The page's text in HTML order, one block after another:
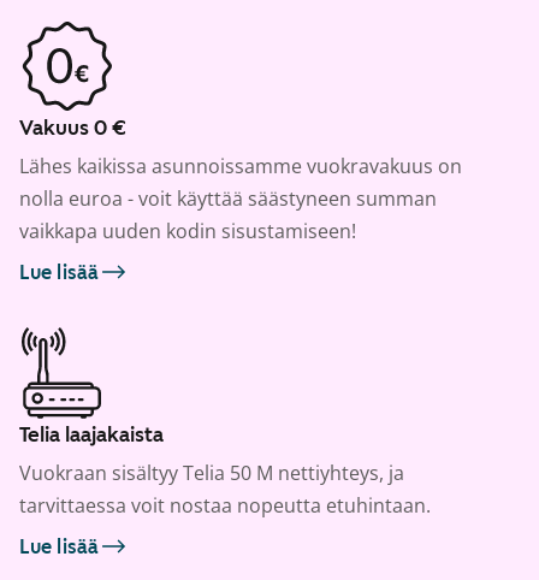
Vakuus 0 €
Lähes kaikissa asunnoissamme vuokravakuus on
nolla euroa - voit käyttää säästyneen summan
vaikkapa uuden kodin sisustamiseen!
Lue lisää
Telia laajakaista
Vuokraan sisältyy Telia 50 M nettiyhteys, ja
tarvittaessa voit nostaa nopeutta etuhintaan.
Lue lisää